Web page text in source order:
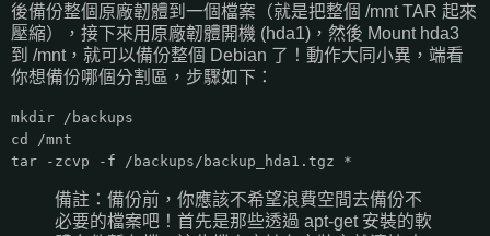
後備份整個原廠韌體到一個檔案（就是把整個 /mnt TAR 起來
壓縮），接下來用原廠韌體開機 (hda1)，然後 Mount hda3
到 /mnt，就可以備份整個 Debian 了！動作大同小異，端看
你想備份哪個分割區，步驟如下：
mkdir /backups
cd /mnt
tar -zcvp -f /backups/backup_hda1.tgz *
備註：備份前，你應該不希望浪費空間去備份不
必要的檔案吧！首先是那些透過 apt-get 安裝的軟